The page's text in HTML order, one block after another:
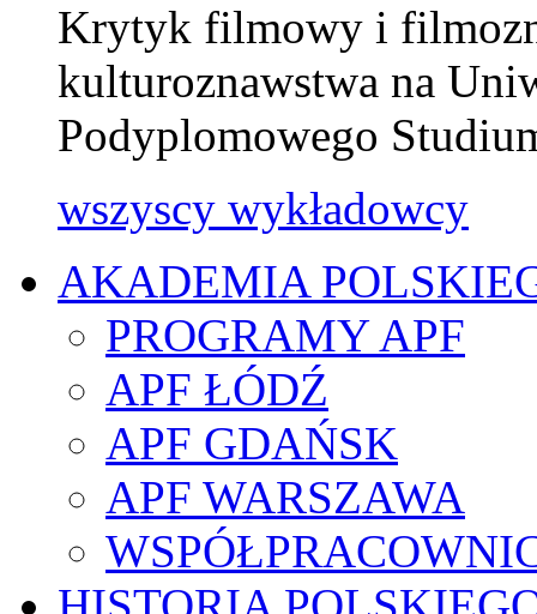
Krytyk filmowy i
kulturoznawstwa na
Podyplomowego
wszyscy wykładowcy
AKADEMIA
PROGRAMY APF
APF ŁÓDŹ
APF GDAŃSK
APF WARSZAWA